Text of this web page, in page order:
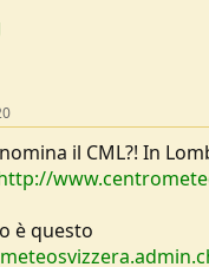
il CML?! In
è questo